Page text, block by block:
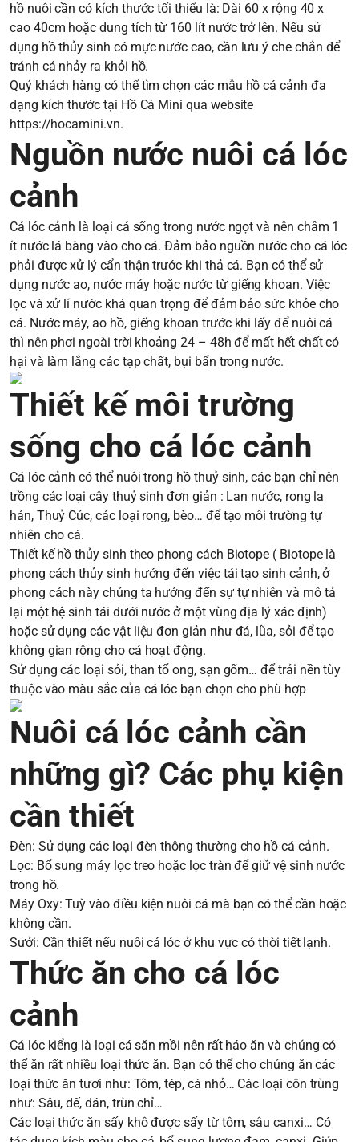
hồ nuôi cần có kích thước tối thiểu là: Dài 60 x rộng 40 x
cao 40cm hoặc dung tích từ 160 lít nước trở lên. Nếu sử
dụng hồ thủy sinh có mực nước cao, cần lưu ý che chắn để
tránh cá nhảy ra khỏi hồ.
Quý khách hàng có thể tìm chọn các mẫu hồ cá cảnh đa
dạng kích thước tại Hồ Cá Mini qua website
https://hocamini.vn.
Nguồn nước nuôi cá lóc
cảnh
Cá lóc cảnh là loại cá sống trong nước ngọt và nên châm 1
ít nước lá bàng vào cho cá. Đảm bảo nguồn nước cho cá lóc
phải được xử lý cẩn thận trước khi thả cá. Bạn có thể sử
dụng nước ao, nước máy hoặc nước từ giếng khoan. Việc
lọc và xử lí nước khá quan trọng để đảm bảo sức khỏe cho
cá. Nước máy, ao hồ, giếng khoan trước khi lấy để nuôi cá
thì nên phơi ngoài trời khoảng 24 – 48h để mất hết chất có
hại và làm lắng các tạp chất, bụi bẩn trong nước.
Thiết kế môi trường
sống cho cá lóc cảnh
Cá lóc cảnh có thể nuôi trong hồ thuỷ sinh, các bạn chỉ nên
trồng các loại cây thuỷ sinh đơn giản : Lan nước, rong la
hán, Thuỷ Cúc, các loại rong, bèo… để tạo môi trường tự
nhiên cho cá.
Thiết kế hồ thủy sinh theo phong cách Biotope ( Biotope là
phong cách thủy sinh hướng đến việc tái tạo sinh cảnh, ở
phong cách này chúng ta hướng đến sự tự nhiên và mô tả
lại một hệ sinh tái dưới nước ở một vùng địa lý xác định)
hoặc sử dụng các vật liệu đơn giản như đá, lũa, sỏi để tạo
không gian rộng cho cá hoạt động.
Sử dụng các loại sỏi, than tổ ong, sạn gốm… để trải nền tùy
thuộc vào màu sắc của cá lóc bạn chọn cho phù hợp
Nuôi cá lóc cảnh cần
những gì? Các phụ kiện
cần thiết
Đèn: Sử dụng các loại đèn thông thường cho hồ cá cảnh.
Lọc: Bổ sung máy lọc treo hoặc lọc tràn để giữ vệ sinh nước
trong hồ.
Máy Oxy: Tuỳ vào điều kiện nuôi cá mà bạn có thể cần hoặc
không cần.
Sưởi: Cần thiết nếu nuôi cá lóc ở khu vực có thời tiết lạnh.
Thức ăn cho cá lóc
cảnh
Cá lóc kiểng là loại cá săn mồi nên rất háo ăn và chúng có
thể ăn rất nhiều loại thức ăn. Bạn có thể cho chúng ăn các
loại thức ăn tươi như: Tôm, tép, cá nhỏ… Các loại côn trùng
như: Sâu, dế, dán, trùn chỉ…
Các loại thức ăn sấy khô được sấy từ tôm, sâu canxi… Có